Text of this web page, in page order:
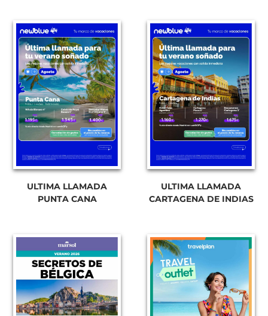
ULTIMA LLAMADA
PUNTA CANA
ULTIMA LLAMADA
CARTAGENA DE INDIAS